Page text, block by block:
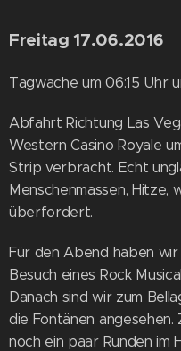
Freitag 17.06.2016
Tagwache um 06:15 Uhr
Abfahrt Richtung Las
Western Casino Royale
Strip verbracht. Echt
Menschenmassen, Hitze,
überfordert.
Für den Abend haben wir
Besuch eines Rock
Danach sind wir zum
die Fontänen
noch ein paar Runden im